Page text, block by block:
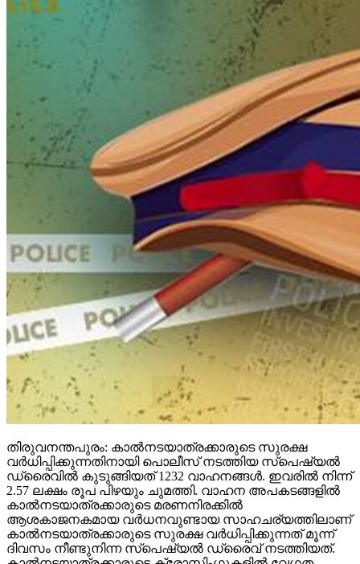
തിരുവനന്തപുരം: കാല്‍നടയാത്രക്കാരുടെ സുരക്ഷ
വര്‍ധിപ്പിക്കുന്നതിനായി പൊലീസ് നടത്തിയ സ്‌പെഷ്യല്‍
ഡ്രൈവില്‍ കുടുങ്ങിയത് 1232 വാഹനങ്ങള്‍. ഇവരില്‍ നിന്ന്
2.57 ലക്ഷം രൂപ പിഴയും ചുമത്തി. വാഹന അപകടങ്ങളില്‍
കാല്‍നടയാത്രക്കാരുടെ മരണനിരക്കില്‍
ആശകാജനകമായ വര്‍ധനവുണ്ടായ സാഹചര്യത്തിലാണ്
കാല്‍നടയാത്രക്കാരുടെ സുരക്ഷ വര്‍ധിപ്പിക്കുന്നത് മൂന്ന്
ദിവസം നീണ്ടുനിന്ന സ്‌പെഷ്യല്‍ ഡ്രൈവ് നടത്തിയത്.